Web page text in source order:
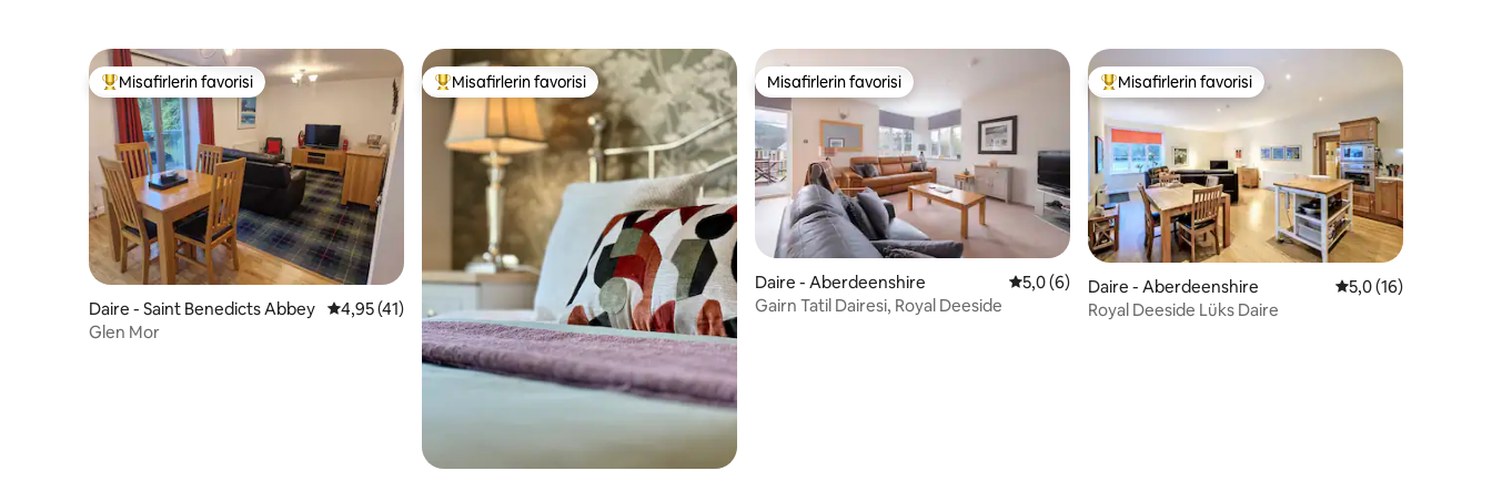
Misafirlerin favorilerinden en beğenilenler arasında
Misafirlerin favorisi
Daire - Saint Benedicts Abbey 5 üzerinden ortalama 4,95 puan, 41 değerlendirme
4,95 (41)
Glen Mor
Misafirlerin favorilerinden en beğenilenler arasında
Misafirlerin favorisi Misafirlerin favorisi
Misafirlerin favorisi
Daire - Aberdeenshire 5 üzerinden ortalama 5,0 puan, 6 değerlendirme
5,0 (6)
Gairn Tatil Dairesi, Royal Deeside
Misafirlerin favorilerinden en beğenilenler arasında
Misafirlerin favorisi
Daire - Aberdeenshire 5 üzerinden
5,0 (16)
Royal Deeside Lüks Daire